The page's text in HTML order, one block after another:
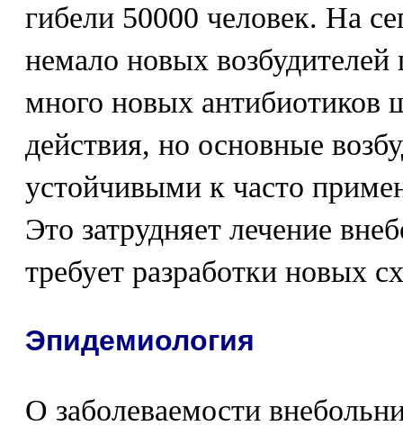
гибели 50000 человек. На
немало новых
много новых антибиотиков
действия, но основные
устойчивыми к часто
Это затрудняет лечение
требует разработки новых
Эпидемиология
О заболеваемости